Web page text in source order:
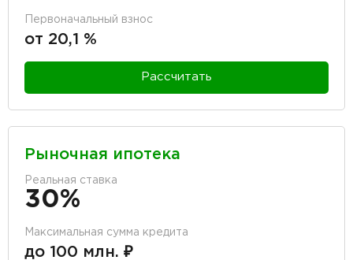
Первоначальный взнос
от 20,1 %
Рассчитать
Рыночная ипотека
Реальная ставка
30%
Максимальная сумма кредита
до 100 млн. ₽